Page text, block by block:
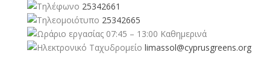
25342661
25342665
07:45 – 13:00 Καθημερινά
limassol@cyprusgreens.org